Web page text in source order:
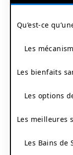
Qu’est-ce
Les
Les bienfaits
Les options
Les meilleures
Les Bains de